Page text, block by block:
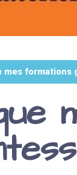
mes formations